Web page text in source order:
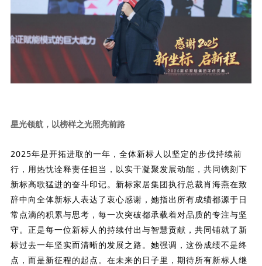
星光领航， 以榜样之光照亮前路
2025年是开拓进取的一年，全体新标人以坚定的步伐持续前
行，用热忱诠释责任担当，以实干凝聚发展动能，共同镌刻下
新标高歌猛进的奋斗印记。 新标家居集团执行总裁肖海燕在致
辞中向全体新标人表达了衷心感谢， 她指出所有成绩都源于日
常点滴的积累与思考，每一次突破都承载着对品质的专注与坚
守。正是每一位新标人的持续付出与智慧贡献，共同铺就了新
标过去一年坚实而清晰的发展之路。 她强调，这份成绩不是终
点，而是新征程的起点。在未来的日子里，期待所有新标人继